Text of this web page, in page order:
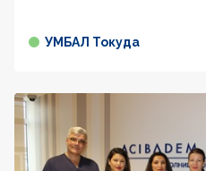
УМБАЛ Токуда